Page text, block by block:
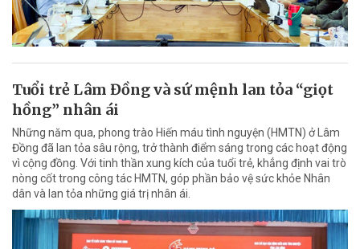
Tuổi trẻ Lâm Đồng và sứ mệnh lan tỏa “giọt
hồng” nhân ái
Những năm qua, phong trào Hiến máu tình nguyện (HMTN) ở Lâm
Đồng đã lan tỏa sâu rộng, trở thành điểm sáng trong các hoạt động
vì cộng đồng. Với tinh thần xung kích của tuổi trẻ, khẳng định vai trò
nòng cốt trong công tác HMTN, góp phần bảo vệ sức khỏe Nhân
dân và lan tỏa những giá trị nhân ái.